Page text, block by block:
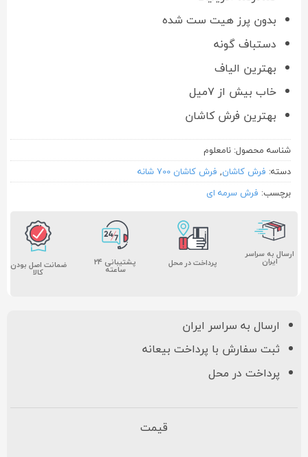
بدون پرز هیت ست شده
دستباف گونه
بهترین الیاف
خاب بیش از ۷میل
بهترین فرش کاشان
شناسه محصول: نامعلوم
دسته: فرش کاشان, فرش کاشان 700 شانه
برچسب: فرش سرمه ای
ارسال به سراسر
ایران پرداخت در محل پشتیبانی ۲۴
ساعته ضمانت اصل بودن
کالا
ارسال به سراسر ایران
ثبت سفارش با پرداخت بیعانه
پرداخت در محل
قیمت